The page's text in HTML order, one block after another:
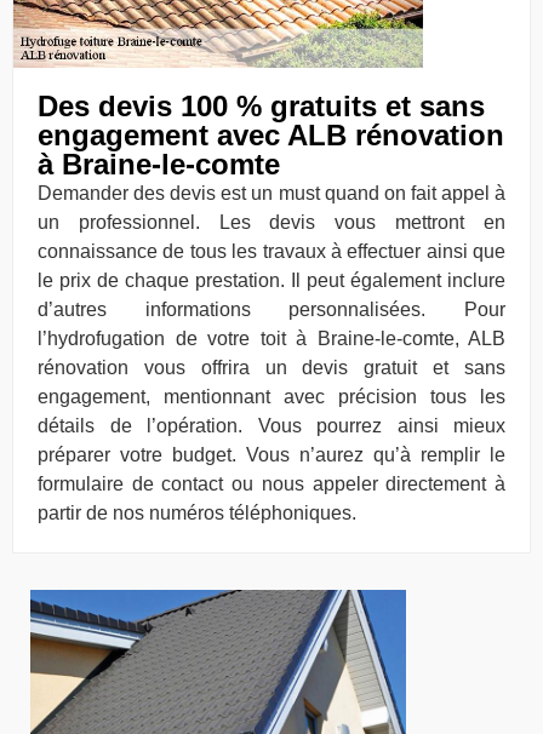
Des devis 100 % gratuits et sans
engagement avec ALB rénovation
à Braine-le-comte
Demander des devis est un must quand on fait appel à
un professionnel. Les devis vous mettront en
connaissance de tous les travaux à effectuer ainsi que
le prix de chaque prestation. Il peut également inclure
d’autres informations personnalisées. Pour
l’hydrofugation de votre toit à Braine-le-comte, ALB
rénovation vous offrira un devis gratuit et sans
engagement, mentionnant avec précision tous les
détails de l’opération. Vous pourrez ainsi mieux
préparer votre budget. Vous n’aurez qu’à remplir le
formulaire de contact ou nous appeler directement à
partir de nos numéros téléphoniques.